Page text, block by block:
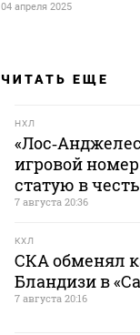
04 апреля 2025
ЧИТАТЬ ЕЩЕ
НХЛ
игровой
статую в
7 августа 20:36
КХЛ
СКА обменял
Бландизи в
7 августа 20:16